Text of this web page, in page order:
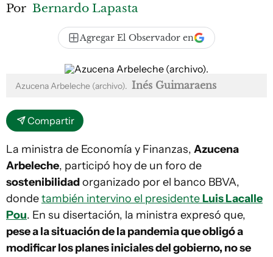
Por Bernardo Lapasta
Agregar El Observador en
Azucena Arbeleche (archivo). Inés Guimaraens
Compartir
La ministra de Economía y Finanzas, Azucena
Arbeleche, participó hoy de un foro de
sostenibilidadorganizado por el banco BBVA,
dondetambién intervino el presidenteLuis Lacalle
Pou. En su disertación, la ministra expresó que,
pese a la situación de la pandemia que obligó a
modificar los planes iniciales del gobierno, no se